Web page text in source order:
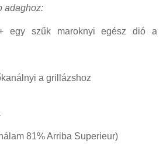
adaghoz:
szűk maroknyi egész dió a
a grillázshoz
81% Arriba Superieur)